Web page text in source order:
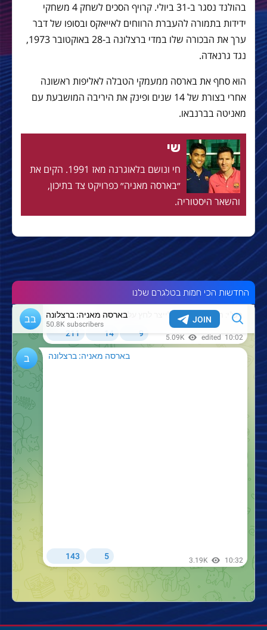
בהולנד נסגר ב-31 ביולי. קרויף הסכים לשחק 4 משחקי
ידידות בתמורה להעברת הרווחים לאייאקס ובסופו של דבר
ערך את הבכורה שלו במדי ברצלונה ב-28 באוקטובר 1973,
נגד גרנאדה.
הוא סחף את בארסה ממעמקי הטבלה לאליפות ראשונה
אחרי בצורת של 14 שנים ופינק את היריבה המושבעת עם
מאניטה בברנבאו.
שי
חי ונושם בלאוגרנה מאז 1991. הקים את
״בארסה מאניה״ כפרויקט צד בתיכון,
והשאר היסטוריה.
החדשות הכי חמות בטלגרם שלנו